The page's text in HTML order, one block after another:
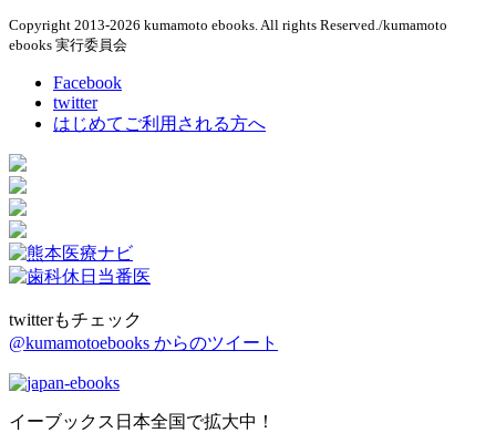
Copyright 2013-2026 kumamoto ebooks. All rights Reserved./kumamoto
ebooks 実行委員会
Facebook
twitter
はじめてご利用される方へ
twitterもチェック
@kumamotoebooks からのツイート
イーブックス日本全国で拡大中！